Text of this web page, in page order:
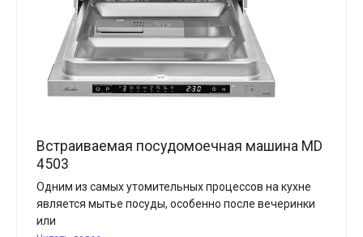
Встраиваемая посудомоечная машина MD
4503
Одним из самых утомительных процессов на кухне
является мытье посуды, особенно после вечеринки
или